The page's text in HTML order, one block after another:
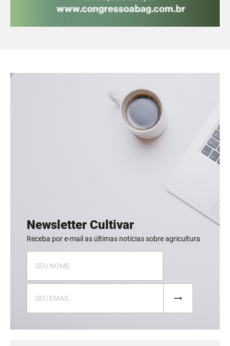
Newsletter Cultivar
Receba por e-mail as últimas notícias sobre agricultura